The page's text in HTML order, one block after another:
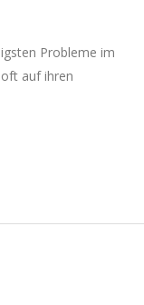
Probleme im
auf ihren